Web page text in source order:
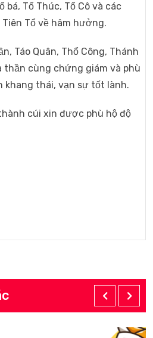
bá, Tổ Thúc, Tổ Cô và các
Tổ về hâm hưởng.
Táo Quân, Thổ Công, Thánh
thần cùng chứng giám và phù
khang thái, vạn sự tốt lành.
cúi xin được phù hộ độ